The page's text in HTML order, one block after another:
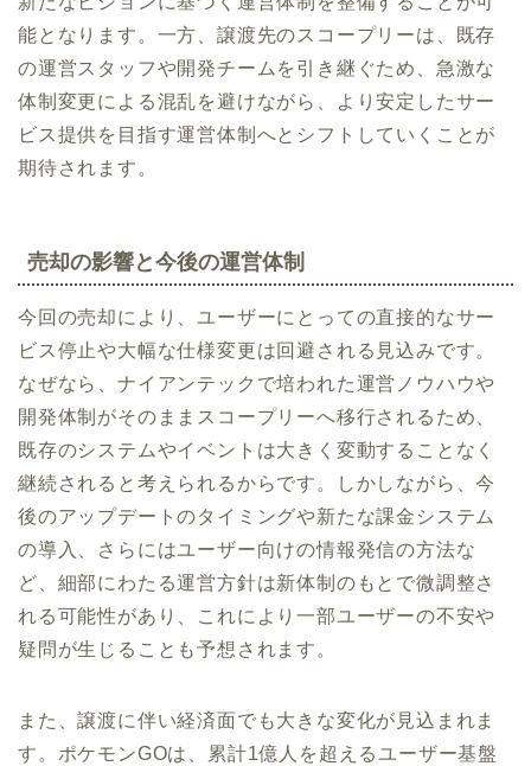
能となります。一方、譲渡先のスコープリーは、既存
の運営スタッフや開発チームを引き継ぐため、急激な
体制変更による混乱を避けながら、より安定したサー
ビス提供を目指す運営体制へとシフトしていくことが
期待されます。
売却の影響と今後の運営体制
今回の売却により、ユーザーにとっての直接的なサー
ビス停止や大幅な仕様変更は回避される見込みです。
なぜなら、ナイアンテックで培われた運営ノウハウや
開発体制がそのままスコープリーへ移行されるため、
既存のシステムやイベントは大きく変動することなく
継続されると考えられるからです。しかしながら、今
後のアップデートのタイミングや新たな課金システム
の導入、さらにはユーザー向けの情報発信の方法な
ど、細部にわたる運営方針は新体制のもとで微調整さ
れる可能性があり、これにより一部ユーザーの不安や
疑問が生じることも予想されます。
また、譲渡に伴い経済面でも大きな変化が見込まれま
す。ポケモンGOは、累計1億人を超えるユーザー基盤